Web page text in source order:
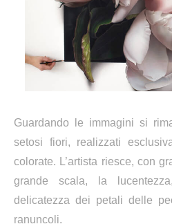
Guardando le immagini si
setosi fiori, realizzati
colorate. L’artista riesce, con
grande scala, la
delicatezza dei petali delle
ranuncoli.